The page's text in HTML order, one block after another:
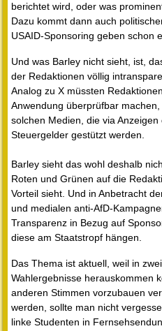
berichtet wird, oder was
Dazu kommt dann auch
USAID-Sponsoring geben schon
Und was Barley nicht sieht, ist,
der Redaktionen völlig
Analog zu X müssten
Anwendung überprüfbar
solchen Medien, die via
Steuergelder gestützt werden.
Barley sieht das wohl deshalb
Roten und Grünen auf die
Vorteil sieht. Und in Anbetracht
und medialen anti-AfD-
Transparenz in Bezug auf
diese am Staatstropf hängen.
Das Thema ist aktuell, weil in
Wahlergebnisse herauskommen
anderen Stimmen vorzubauen
werden, sollte man nicht
linke Studenten in